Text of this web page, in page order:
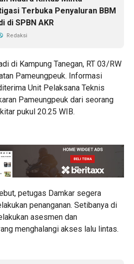
Terbuka Penyaluran BBM
di SPBN AKR
Redaksi
di Kampung Tanegan, RT 03/RW
Pameungpeuk. Informasi
Unit Pelaksana Teknis
Pameungpeuk dari seorang
pukul 20.25 WIB.
petugas Damkar segera
penanganan. Setibanya di
asesmen dan
menghalangi akses lalu lintas.